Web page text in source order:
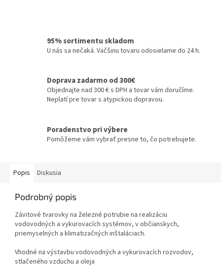
95% sortimentu skladom
U nás sa nečaká. Väčšinu tovaru odosielame do 24 h.
Doprava zadarmo od 300€
Objednajte nad 300 € s DPH a tovar vám doručíme.
Neplatí pre tovar s atypickou dopravou.
Poradenstvo pri výbere
Pomôžeme vám vybrať presne to, čo potrebujete.
Popis Diskusia
Podrobný popis
Závitové tvarovky na železné potrubie na realizáciu
vodovodných a vykurovacích systémov, v občianskych,
priemyselných a klimatizačných inštaláciach.
Vhodné na výstavbu vodovodných a vykurovacích rozvodov,
stlačeného vzduchu a oleja